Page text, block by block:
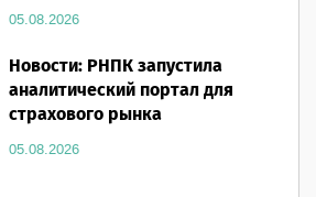
05.08.2026
Новости: РНПК запустила
аналитический портал для
страхового рынка
05.08.2026